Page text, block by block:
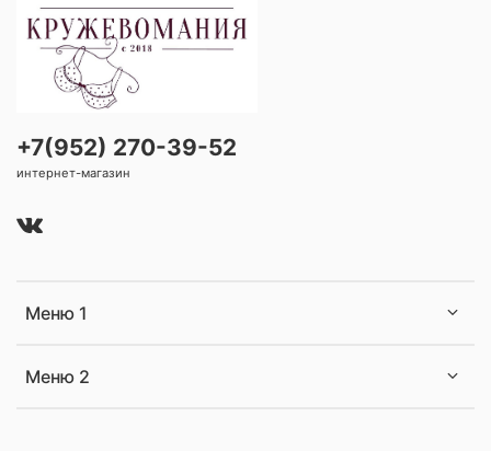
Меню 1
Меню 2
+7(952) 270-39-52
интернет-магазин